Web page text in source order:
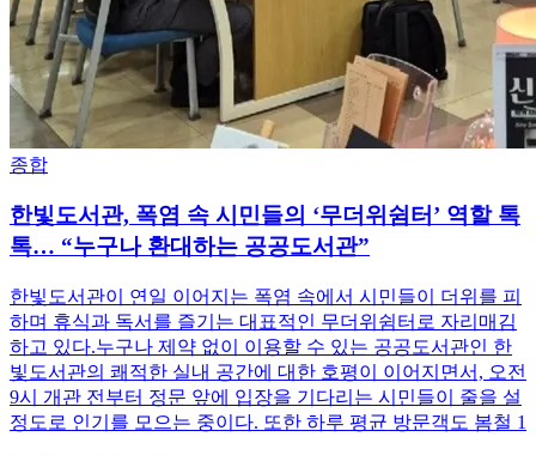
종합
한빛도서관, 폭염 속 시민들의 ‘무더위쉼터’ 역할 톡
톡… “누구나 환대하는 공공도서관”
한빛도서관이 연일 이어지는 폭염 속에서 시민들이 더위를 피
하며 휴식과 독서를 즐기는 대표적인 무더위쉼터로 자리매김
하고 있다.누구나 제약 없이 이용할 수 있는 공공도서관인 한
빛도서관의 쾌적한 실내 공간에 대한 호평이 이어지면서, 오전
9시 개관 전부터 정문 앞에 입장을 기다리는 시민들이 줄을 설
정도로 인기를 모으는 중이다. 또한 하루 평균 방문객도 봄철 1